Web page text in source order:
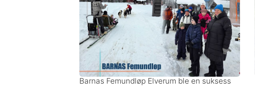
Barnas Femundløp Elverum ble en suksess